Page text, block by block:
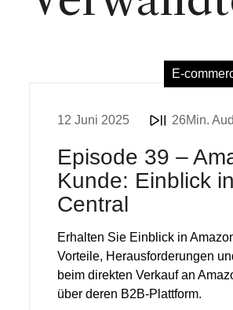
E-
12 Juni 2025 26Min.
Episode 39 –
Kunde: Einblick
Central
Erhalten Sie Einblick in
Vorteile, Herausforderungen
beim direkten Verkauf an
über deren B2B-Plattform.